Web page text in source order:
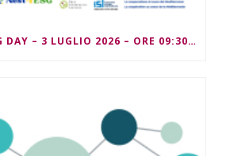
ESG NETWORKING DAY – 3 LUGLIO 2026 – ORE 09:30/13:00